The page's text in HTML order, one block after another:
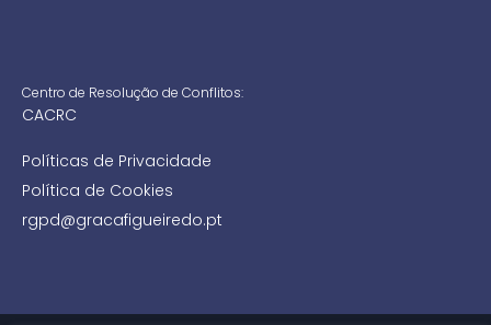
Centro de Resolução de Conflitos:
CACRC
Políticas de Privacidade
Política de Cookies
rgpd@gracafigueiredo.pt